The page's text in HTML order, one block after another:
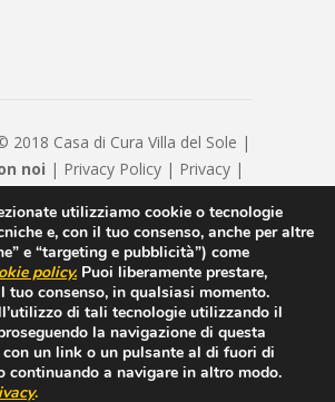
2018 Casa di Cura Villa del Sole |
noi | Privacy Policy| Privacy|
S.P.A. - Casa Di Cura Villa Del
Soc. € 120120 - Numero REA IS
Cod. Fiscale 00550600654 -
- Sottoposto alla
e coordinamento di ICM Istituto
Mediterraneo SpA
utilizziamo cookie o tecnologie
e, con il tuo consenso, anche per altre
e “targeting e pubblicità”) come
policy. Puoi liberamente prestare,
tuo consenso, in qualsiasi momento.
di tali tecnologie utilizzando il
la navigazione di questa
un link o un pulsante al di fuori di
continuando a navigare in altro modo.
.